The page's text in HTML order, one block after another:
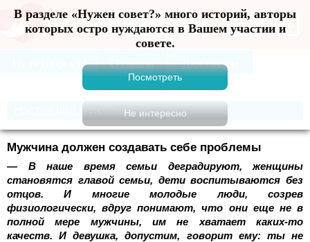
В разделе «Нужен совет?» много историй, авторы
которых остро нуждаются в Вашем участии и
совете.
Меню
Настоящий мужчина
Мужчина должен создавать себе проблемы
— В наше время семьи деградируют, женщины
становятся главой семьи, дети воспитываются без
отцов. И многие молодые люди, созрев
физиологически, вдруг понимают, что они еще не в
полной мере мужчины, им не хватает каких-то
качеств. И девушка, допустим, говорит ему: ты не